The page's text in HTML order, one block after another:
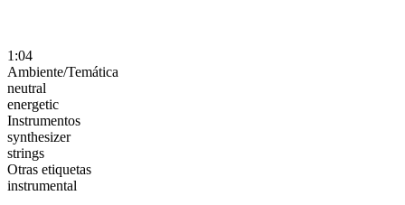
1:04
Ambiente/Temática
neutral
energetic
Instrumentos
synthesizer
strings
Otras etiquetas
instrumental